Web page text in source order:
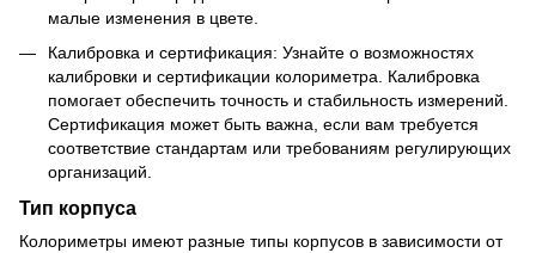
малые изменения в цвете.
Калибровка и сертификация: Узнайте о возможностях
калибровки и сертификации колориметра. Калибровка
помогает обеспечить точность и стабильность измерений.
Сертификация может быть важна, если вам требуется
соответствие стандартам или требованиям регулирующих
организаций.
Тип корпуса
Колориметры имеют разные типы корпусов в зависимости от